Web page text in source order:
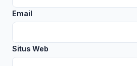
Email
Situs Web